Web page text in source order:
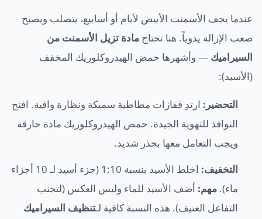
عندما يجف الأسمنت الأبيض لأيام أو أسابيع، يتصلب ويصبح
صعب الإزالة يدوياً. هنا تحتاج مادة تزيل الأسمنت من
السيراميك — وأشهرها حمض الهيدروكلوريك المخفف
(الأسيد):
التحضير: ارتدِ قفازات مطاطية سميكة ونظارة واقية. افتح
النوافذ للتهوية الجيدة. حمض الهيدروكلوريك مادة حارقة
ويجب التعامل معها بحذر شديد.
التخفيف:
اخلط الأسيد بنسبة 1:10 (جزء أسيد لـ 10 أجزاء
ماء). مهم: أضف الأسيد للماء وليس العكس (لتجنب
التفاعل العنيف). هذه النسبة كافية لـتنظيف السيراميك